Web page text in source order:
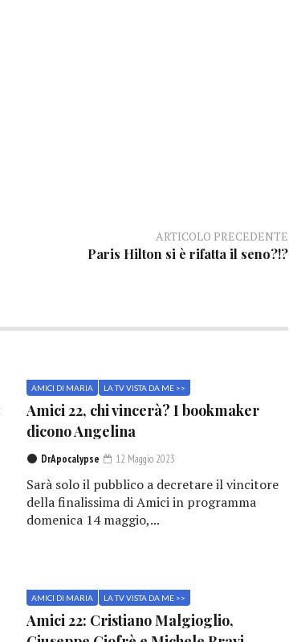
ARTICOLO PRECEDENTE
Paris Hilton si è rifatta il seno?!?
AMICI DI MARIA LA TV VISTA DA ME >>
Amici 22, chi vincerà? I bookmaker
dicono Angelina
DrApocalypse 12 Maggio 2023
Sarà solo il pubblico a decretare il vincitore
della finalissima di Amici in programma
domenica 14 maggio,...
AMICI DI MARIA LA TV VISTA DA ME >>
Amici 22: Cristiano Malgioglio,